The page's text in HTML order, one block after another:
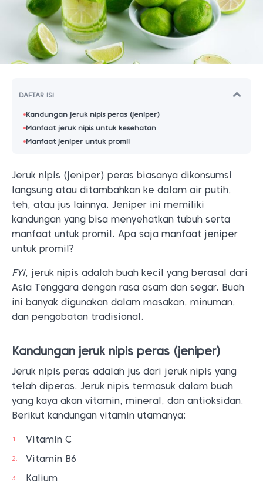
DAFTAR ISI
Kandungan jeruk nipis peras (jeniper)
Manfaat jeruk nipis untuk kesehatan
Manfaat jeniper untuk promil
Jeruk nipis (jeniper) peras biasanya dikonsumsi
langsung atau ditambahkan ke dalam air putih,
teh, atau jus lainnya. Jeniper ini memiliki
kandungan yang bisa menyehatkan tubuh serta
manfaat untuk promil. Apa saja manfaat jeniper
untuk promil?
FYI, jeruk nipis adalah buah kecil yang berasal dari
Asia Tenggara dengan rasa asam dan segar. Buah
ini banyak digunakan dalam masakan, minuman,
dan pengobatan tradisional.
Kandungan jeruk nipis peras (jeniper)
Jeruk nipis peras adalah jus dari jeruk nipis yang
telah diperas. Jeruk nipis termasuk dalam buah
yang kaya akan vitamin, mineral, dan antioksidan.
Berikut kandungan vitamin utamanya:
Vitamin C
Vitamin B6
Kalium